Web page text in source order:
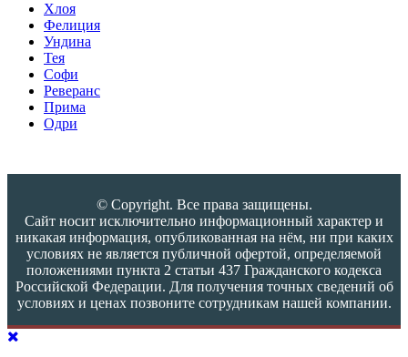
Хлоя
Фелиция
Ундина
Тея
Софи
Реверанс
Прима
Одри
© Copyright. Все права защищены.
Сайт носит исключительно информационный характер и
никакая информация, опубликованная на нём, ни при каких
условиях не является публичной офертой, определяемой
положениями пункта 2 статьи 437 Гражданского кодекса
Российской Федерации. Для получения точных сведений об
условиях и ценах позвоните сотрудникам нашей компании.